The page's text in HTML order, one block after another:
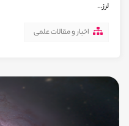
لرز...
اخبار و مقالات علمی